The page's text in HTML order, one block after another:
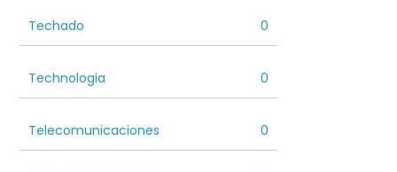
Techado 0
Technologia 0
Telecomunicaciones 0